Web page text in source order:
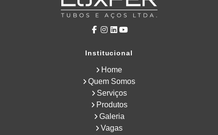
Institucional
Home
Quem Somos
Serviços
Produtos
Galeria
Vagas